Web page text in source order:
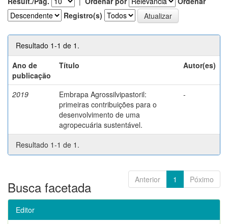
Registro(s)
Resultado 1-1 de 1.
Ano de
publicação
Título Autor(es)
2019
Embrapa Agrossilvipastoril:
primeiras contribuições para o
desenvolvimento de uma
agropecuária sustentável.
-
Resultado 1-1 de 1.
Anterior 1 Póximo
Busca facetada
Editor